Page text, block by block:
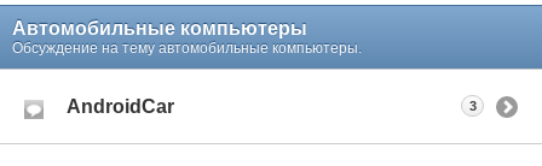
Автомобильные компьютеры
Обсуждение на тему автомобильные компьютеры.
AndroidCar 3